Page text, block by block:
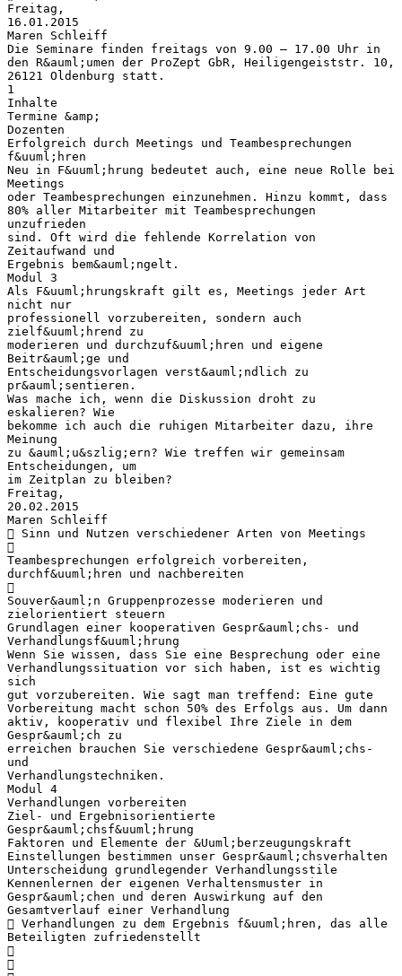
Freitag,
16.01.2015
Maren Schleiff
Die Seminare finden freitags von 9.00 – 17.00 Uhr in
den R&auml;umen der ProZept GbR, Heiligengeiststr. 10,
26121 Oldenburg statt.
1
Inhalte
Termine &amp;
Dozenten
Erfolgreich durch Meetings und Teambesprechungen
f&uuml;hren
Neu in F&uuml;hrung bedeutet auch, eine neue Rolle bei
Meetings
oder Teambesprechungen einzunehmen. Hinzu kommt, dass
80% aller Mitarbeiter mit Teambesprechungen
unzufrieden
sind. Oft wird die fehlende Korrelation von
Zeitaufwand und
Ergebnis bem&auml;ngelt.
Modul 3
Als F&uuml;hrungskraft gilt es, Meetings jeder Art
nicht nur
professionell vorzubereiten, sondern auch
zielf&uuml;hrend zu
moderieren und durchzuf&uuml;hren und eigene
Beitr&auml;ge und
Entscheidungsvorlagen verst&auml;ndlich zu
pr&auml;sentieren.
Was mache ich, wenn die Diskussion droht zu
eskalieren? Wie
bekomme ich auch die ruhigen Mitarbeiter dazu, ihre
Meinung
zu &auml;u&szlig;ern? Wie treffen wir gemeinsam
Entscheidungen, um
im Zeitplan zu bleiben?
Freitag,
20.02.2015
Maren Schleiff
 Sinn und Nutzen verschiedener Arten von Meetings

Teambesprechungen erfolgreich vorbereiten,
durchf&uuml;hren und nachbereiten

Souver&auml;n Gruppenprozesse moderieren und
zielorientiert steuern
Grundlagen einer kooperativen Gespr&auml;chs- und
Verhandlungsf&uuml;hrung
Wenn Sie wissen, dass Sie eine Besprechung oder eine
Verhandlungssituation vor sich haben, ist es wichtig
sich
gut vorzubereiten. Wie sagt man treffend: Eine gute
Vorbereitung macht schon 50% des Erfolgs aus. Um dann
aktiv, kooperativ und flexibel Ihre Ziele in dem
Gespr&auml;ch zu
erreichen brauchen Sie verschiedene Gespr&auml;chs-
und
Verhandlungstechniken.
Modul 4
Verhandlungen vorbereiten
Ziel- und Ergebnisorientierte
Gespr&auml;chsf&uuml;hrung
Faktoren und Elemente der &Uuml;berzeugungskraft
Einstellungen bestimmen unser Gespr&auml;chsverhalten
Unterscheidung grundlegender Verhandlungsstile
Kennenlernen der eigenen Verhaltensmuster in
Gespr&auml;chen und deren Auswirkung auf den
Gesamtverlauf einer Verhandlung
 Verhandlungen zu dem Ergebnis f&uuml;hren, das alle
Beteiligten zufriedenstellt

